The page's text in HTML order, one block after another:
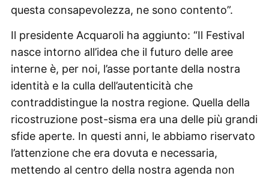
questa consapevolezza, ne sono contento”.
Il presidente Acquaroli ha aggiunto: “Il Festival
nasce intorno all’idea che il futuro delle aree
interne è, per noi, l’asse portante della nostra
identità e la culla dell’autenticità che
contraddistingue la nostra regione. Quella della
ricostruzione post-sisma era una delle più grandi
sfide aperte. In questi anni, le abbiamo riservato
l’attenzione che era dovuta e necessaria,
mettendo al centro della nostra agenda non